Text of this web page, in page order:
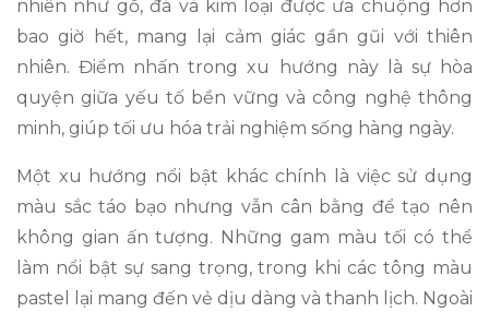
nhiên như gỗ, đá và kim loại được ưa chuộng hơn
bao giờ hết, mang lại cảm giác gần gũi với thiên
nhiên. Điểm nhấn trong xu hướng này là sự hòa
quyện giữa yếu tố bền vững và công nghệ thông
minh, giúp tối ưu hóa trải nghiệm sống hàng ngày.
Một xu hướng nổi bật khác chính là việc sử dụng
màu sắc táo bạo nhưng vẫn cân bằng để tạo nên
không gian ấn tượng. Những gam màu tối có thể
làm nổi bật sự sang trọng, trong khi các tông màu
pastel lại mang đến vẻ dịu dàng và thanh lịch. Ngoài